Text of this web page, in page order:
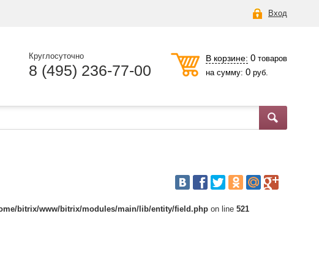
Вход
Круглосуточно
8 (495) 236-77-00
В корзине: 0 товаров
на сумму: 0 руб.
bitrix/www/bitrix/modules/main/lib/entity/field.php on line 521